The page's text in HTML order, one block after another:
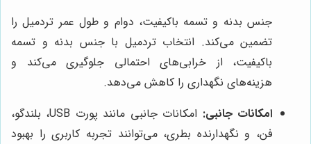
جنس بدنه و تسمه باکیفیت، دوام و طول عمر تردمیل را
تضمین می‌کند. انتخاب تردمیل با جنس بدنه و تسمه
باکیفیت، از خرابی‌های احتمالی جلوگیری می‌کند و
هزینه‌های نگهداری را کاهش می‌دهد.
امکانات جانبی:
امکانات جانبی مانند پورت USB، بلندگو،
فن، و نگهدارنده بطری، می‌توانند تجربه کاربری را بهبود